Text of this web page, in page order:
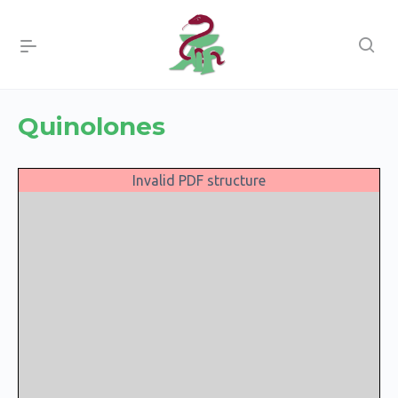
Quinolones
Invalid PDF structure